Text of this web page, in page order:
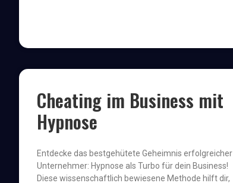
Cheating im Business mit
Hypnose
Entdecke das bestgehütete Geheimnis erfolgreicher
Unternehmer: Hypnose als Turbo für dein Business!
Diese wissenschaftlich bewiesene Methode hilft dir,